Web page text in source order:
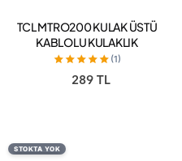
TCL MTRO200 KULAK ÜSTÜ
KABLOLU KULAKLIK
(1)
289 TL
STOKTA YOK